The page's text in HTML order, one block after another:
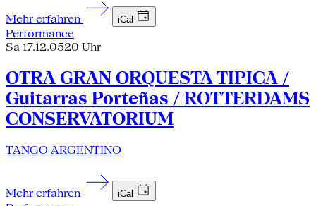
Mehr erfahren iCal
Performance
Sa 17.12.0520 Uhr
OTRA GRAN ORQUESTA TIPICA /
Guitarras Porteñas / ROTTERDAMS
CONSERVATORIUM
TANGO ARGENTINO
Mehr erfahren iCal